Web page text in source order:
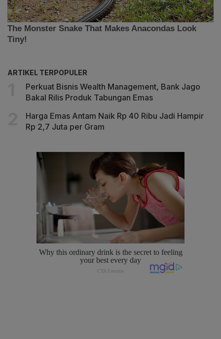
ARTIKEL TERPOPULER
Perkuat Bisnis Wealth Management, Bank Jago
Bakal Rilis Produk Tabungan Emas
Harga Emas Antam Naik Rp 40 Ribu Jadi Hampir
Rp 2,7 Juta per Gram